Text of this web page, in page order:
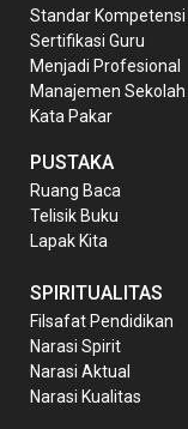
Standar Kompetensi
Sertifikasi Guru
Menjadi Profesional
Manajemen Sekolah
Kata Pakar
PUSTAKA
Ruang Baca
Telisik Buku
Lapak Kita
SPIRITUALITAS
Filsafat Pendidikan
Narasi Spirit
Narasi Aktual
Narasi Kualitas